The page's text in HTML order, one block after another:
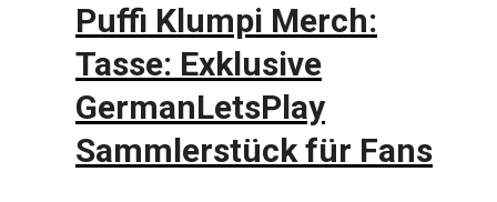
Puffi Klumpi Merch:
Tasse: Exklusive
GermanLetsPlay
Sammlerstück für Fans